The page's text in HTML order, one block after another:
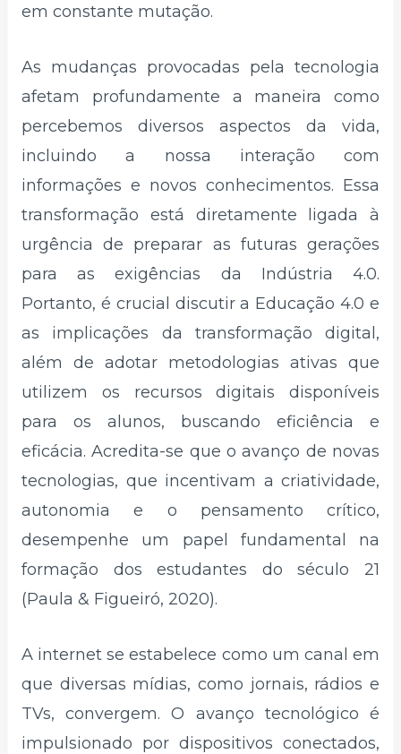
em constante mutação.
As mudanças provocadas pela tecnologia
afetam profundamente a maneira como
percebemos diversos aspectos da vida,
incluindo a nossa interação com
informações e novos conhecimentos. Essa
transformação está diretamente ligada à
urgência de preparar as futuras gerações
para as exigências da Indústria 4.0.
Portanto, é crucial discutir a Educação 4.0 e
as implicações da transformação digital,
além de adotar metodologias ativas que
utilizem os recursos digitais disponíveis
para os alunos, buscando eficiência e
eficácia. Acredita-se que o avanço de novas
tecnologias, que incentivam a criatividade,
autonomia e o pensamento crítico,
desempenhe um papel fundamental na
formação dos estudantes do século 21
(Paula & Figueiró, 2020).
A internet se estabelece como um canal em
que diversas mídias, como jornais, rádios e
TVs, convergem. O avanço tecnológico é
impulsionado por dispositivos conectados,